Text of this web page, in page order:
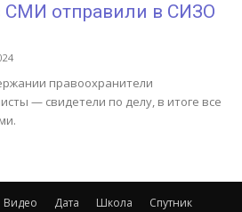
СМИ отправили в СИЗО
правоохранители
— свидетели по делу, в итоге все
Видео Дата Школа
Спутник